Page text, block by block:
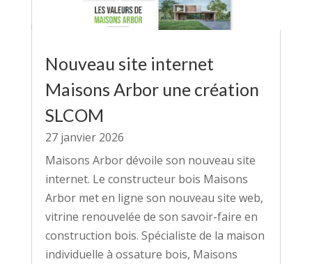
Nouveau site internet
Maisons Arbor une création
SLCOM
27 janvier 2026
Maisons Arbor dévoile son nouveau site
internet. Le constructeur bois Maisons
Arbor met en ligne son nouveau site web,
vitrine renouvelée de son savoir-faire en
construction bois. Spécialiste de la maison
individuelle à ossature bois, Maisons